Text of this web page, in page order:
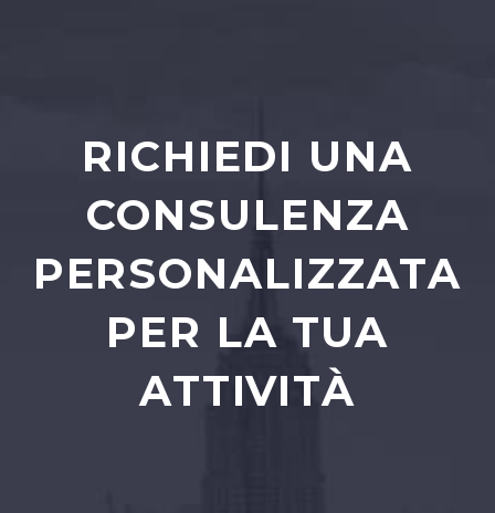
RICHIEDI UNA
CONSULENZA
PERSONALIZZATA
PER LA TUA
ATTIVITÀ